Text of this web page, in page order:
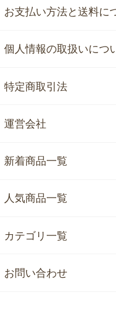
お支払い方法と送料に
個人情報の取扱いにつ
特定商取引法
運営会社
新着商品一覧
人気商品一覧
カテゴリ一覧
お問い合わせ